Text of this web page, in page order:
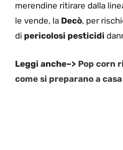
merendine ritirare dalla
le vende, la Decò, per
di pericolosi pesticidi
Leggi anche–> Pop corn
come si preparano a